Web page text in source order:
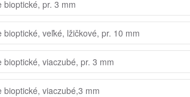
bioptické, pr. 3 mm
bioptické, veľké, lžičkové, pr. 10 mm
bioptické, viaczubé, pr. 3 mm
bioptické, viaczubé,3 mm